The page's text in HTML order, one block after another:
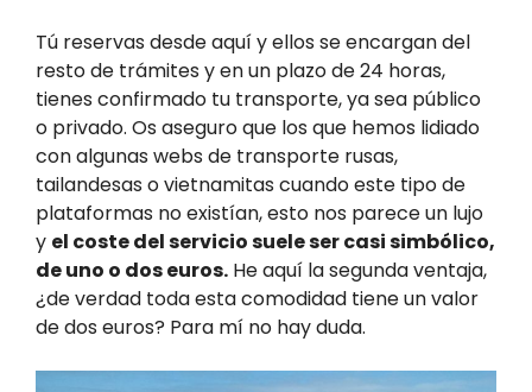
Tú reservas desde aquí y ellos se encargan del
resto de trámites y en un plazo de 24 horas,
tienes confirmado tu transporte, ya sea público
o privado. Os aseguro que los que hemos lidiado
con algunas webs de transporte rusas,
tailandesas o vietnamitas cuando este tipo de
plataformas no existían, esto nos parece un lujo
y el coste del servicio suele ser casi simbólico,
de uno o dos euros. He aquí la segunda ventaja,
¿de verdad toda esta comodidad tiene un valor
de dos euros? Para mí no hay duda.